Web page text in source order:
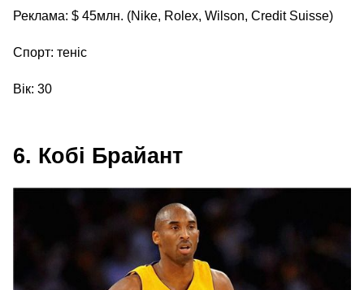
Реклама: $ 45млн. (Nike, Rolex, Wilson, Credit Suisse)
Спорт: теніс
Вік: 30
6. Кобі Брайант